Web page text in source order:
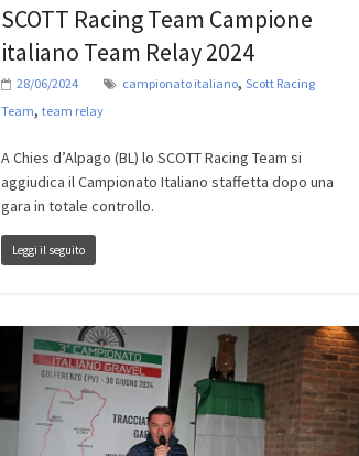
SCOTT Racing Team Campione
italiano Team Relay 2024
28/06/2024 campionato italiano, Scott Racing
Team, team relay
A Chies d’Alpago (BL) lo SCOTT Racing Team si
aggiudica il Campionato Italiano staffetta dopo una
gara in totale controllo.
Leggi il seguito